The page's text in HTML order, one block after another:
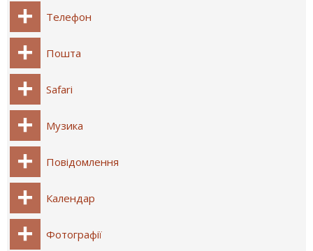
Телефон
Пошта
Safari
Музика
Повідомлення
Календар
Фотографії